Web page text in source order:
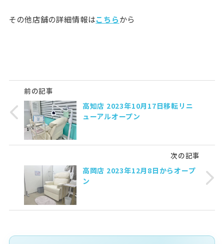
その他店舗の詳細情報はこちらから
前の記事
高知店 2023年10月17日移転リニ
ューアルオープン
次の記事
高岡店 2023年12月8日からオープ
ン